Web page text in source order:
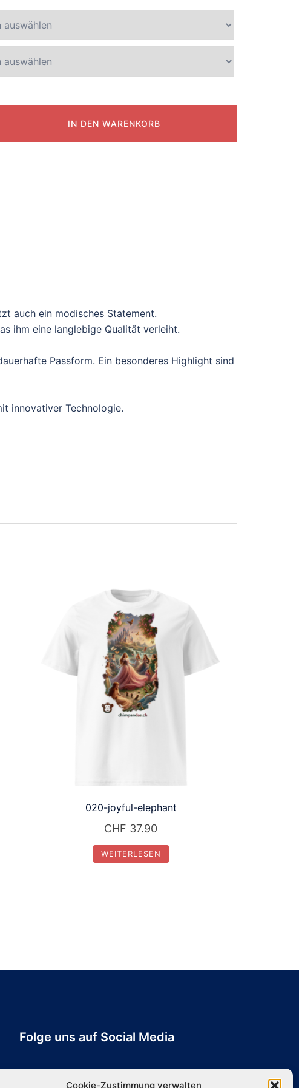
Cookie-Zustimmung verwalten
IN DEN WARENKORB
auch ein modisches Statement.
ihm eine langlebige Qualität verleiht.
Passform. Ein besonderes Highlight sind
innovativer Technologie.
020-joyful-elephant
CHF 37.90
WEITERLESEN
Folge uns auf Social Media